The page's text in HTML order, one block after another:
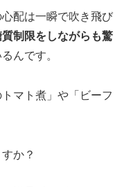
配は一瞬で吹き飛び
質制限をしながらも驚
んです。
マト煮」や「ビーフ
か？